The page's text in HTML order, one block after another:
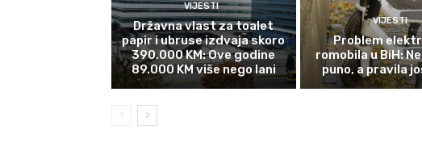
VIJESTI
Državna vlast za toalet
papir i ubruse izdvaja skoro
390.000 KM: Ove godine
89.000 KM više nego lani
VIJESTI
Problem
romobila u BiH:
puno, a pravila